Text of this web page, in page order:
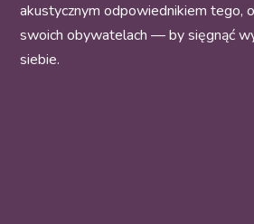
akustycznym odpowiednikiem tego,
swoich obywatelach — by sięgnąć
siebie.